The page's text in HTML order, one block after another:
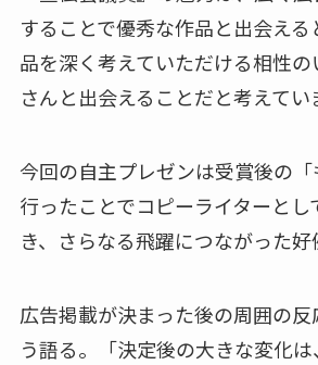
することで優秀な作品と出会え
品を深く考えていただける相性
さんと出会えることだと考えてい
今回の自主プレゼンは受賞後の
行ったことでコピーライターと
き、さらなる飛躍につながった好
広告掲載が決まった後の周囲の反
う語る。「決定後の大きな変化